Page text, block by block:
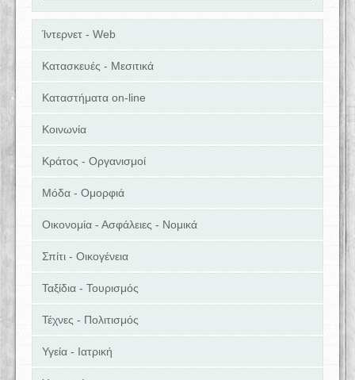
Ίντερνετ - Web
Κατασκευές - Μεσιτικά
Καταστήματα on-line
Κοινωνία
Κράτος - Οργανισμοί
Μόδα - Ομορφιά
Οικονομία - Ασφάλειες - Νομικά
Σπίτι - Οικογένεια
Ταξίδια - Τουρισμός
Τέχνες - Πολιτισμός
Υγεία - Ιατρική